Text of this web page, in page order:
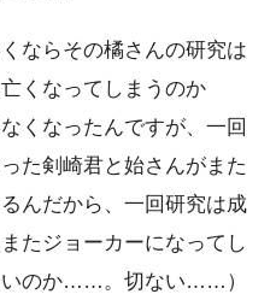
ならその橘さんの研究は
くなってしまうのか
くなったんですが、一回
た剣崎君と始さんがまた
んだから、一回研究は成
たジョーカーになってし
いのか……。切ない……）